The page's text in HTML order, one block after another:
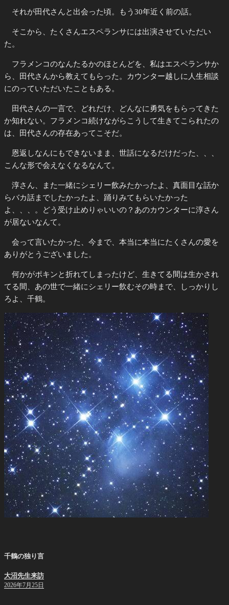
それが田代さんと出会った頃。もう30年近く前の話。
そこから、たくさんエスペランサには出演させていただい
た。
フラメンコのなんたるかのほとんどを、私はエスペランサか
ら、田代さんから教えてもらった。カウンター越しに人生相談
にのっていただいたこともある。
田代さんの一言で、どれだけ、どんなに勇気をもらってきた
か知れない。フラメンコ続けながらこうして生きてこられたの
は、田代さんの存在あってこそだ。
恩返しなんにもできないまま、世話になるだけだった、、、
こんな形で会えなくなるなんて。
淳さん、また一緒にシェリー飲みたかったよ、真面目な話か
らバカ話までしたかったよ、踊りみてもらいたかった
よ、、、。どう受け止めりゃいいの？あのカウンターに淳さん
が居ないなんて。
会って言いたかった、今まで、本当に本当にたくさんの愛を
ありがとうございました。
何かがポキンと折れてしまったけど、生きてる間は生かされ
てる間、あの世で一緒にシェリー飲むその時まで、しっかりし
ろよ、千鶴。
千鶴の独り言
大沼先生来訪
2026年7月25日